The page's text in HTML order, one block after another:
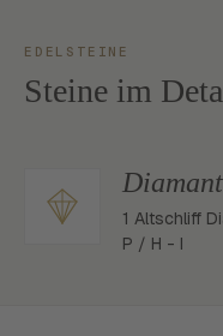
EDELSTEINE
Steine im
1 Altschliff
P / H - I